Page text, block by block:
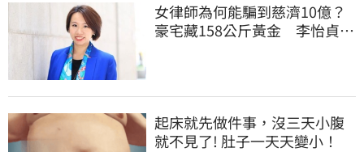
女律師為何能騙到慈濟10億？
豪宅藏158公斤黃金 李怡貞驚
起床就先做件事，沒三天小腹
就不見了! 肚子一天天變小！